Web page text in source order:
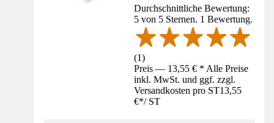
Durchschnittliche Bewertung:
5 von 5 Sternen. 1 Bewertung.
(1)
Preis — 13,55 € * Alle Preise
inkl. MwSt. und ggf. zzgl.
Versandkosten pro ST13,55
€*/ ST